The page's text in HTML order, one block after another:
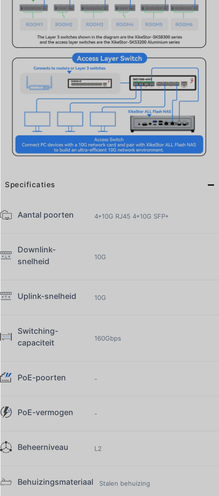
Specificaties
Aantal poorten 4*10G RJ45 4*10G SFP+
Downlink-
snelheid
10G
Uplink-snelheid 10G
Switching-
capaciteit
160Gbps
PoE-poorten -
PoE-vermogen -
Beheerniveau L2
Behuizingsmateriaal Stalen behuizing